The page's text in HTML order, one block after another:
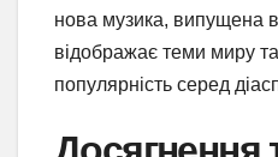
нова музика, випущена
відображає теми миру
популярність серед